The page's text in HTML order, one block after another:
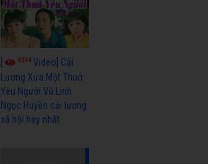
6394Video] Cải
Lương Xưa Một Thuở
Yêu Người Vũ Linh
Ngọc Huyền cải lương
xã hội hay nhất